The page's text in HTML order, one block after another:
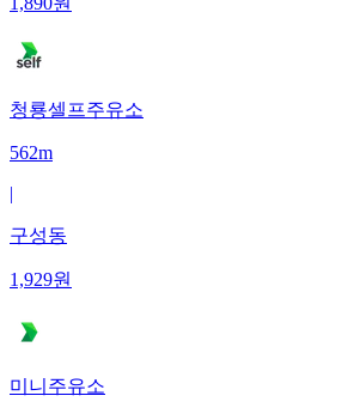
청룡셀프주유소
562m
|
구성동
1,929원
미니주유소